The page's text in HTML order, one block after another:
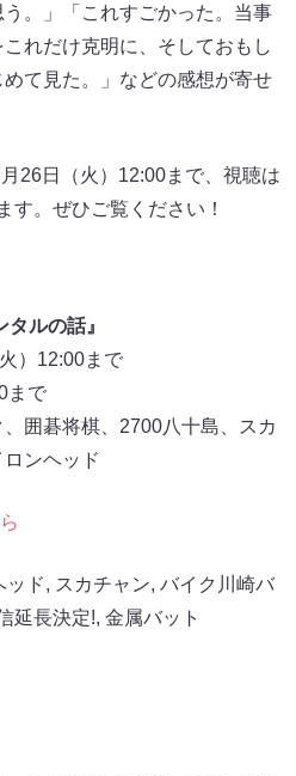
。」「これすごかった。当事
れだけ克明に、そしておもし
て見た。」などの感想が寄せ
26日（火）12:00まで、視聴は
す。ぜひご覧ください！
ルの話』
）12:00まで
まで
囲碁将棋、2700八十島、スカ
ンヘッド
ッド, スカチャン, バイク川崎バ
延長決定!, 金属バット